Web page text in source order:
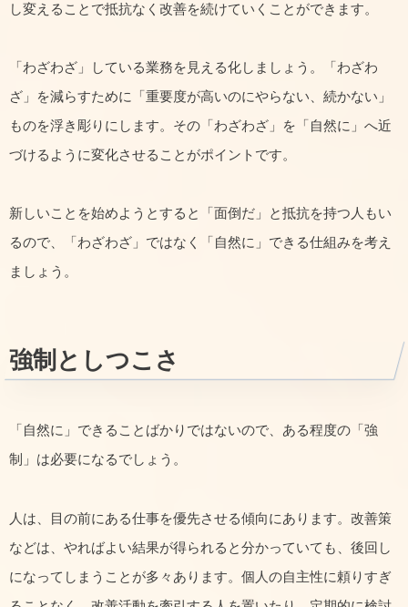
し変えることで抵抗なく改善を続けていくことができます。
「わざわざ」している業務を見える化しましょう。「わざわ
ざ」を減らすために「重要度が高いのにやらない、続かない」
ものを浮き彫りにします。その「わざわざ」を「自然に」へ近
づけるように変化させることがポイントです。
新しいことを始めようとすると「面倒だ」と抵抗を持つ人もい
るので、「わざわざ」ではなく「自然に」できる仕組みを考え
ましょう。
強制としつこさ
「自然に」できることばかりではないので、ある程度の「強
制」は必要になるでしょう。
人は、目の前にある仕事を優先させる傾向にあります。改善策
などは、やればよい結果が得られると分かっていても、後回し
になってしまうことが多々あります。個人の自主性に頼りすぎ